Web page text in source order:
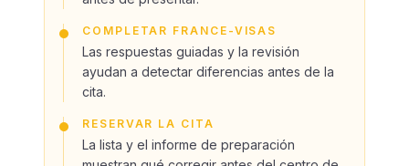
COMPLETAR FRANCE-VISAS
Las respuestas guiadas y la revisión
ayudan a detectar diferencias antes de la
cita.
RESERVAR LA CITA
La lista y el informe de preparación